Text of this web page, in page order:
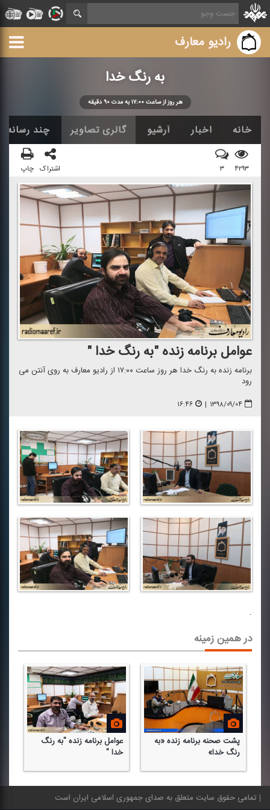
رادیو معارف
به رنگ خدا
هر روز از ساعت ۱۷:۰۰ به مدت ۹۰ دقیقه
خانه اخبار آرشیو گالری تصاویر چند رسانه
۴۲۹۳ ۳ اشتراک چاپ
عوامل برنامه زنده "به رنگ خدا "
برنامه زنده به رنگ خدا هر روز ساعت ۱۷:۰۰ از رادیو معارف به روی آنتن می
رود
۱۳۹۸/۰۹/۰۴ | ۱۶:۴۶
.
در همین زمینه
پشت صحنه برنامه زنده «به
رنگ خدا»
عوامل برنامه زنده "به رنگ
خدا "
تمامی حقوق سایت متعلق به صدای جمهوری اسلامی ایران است